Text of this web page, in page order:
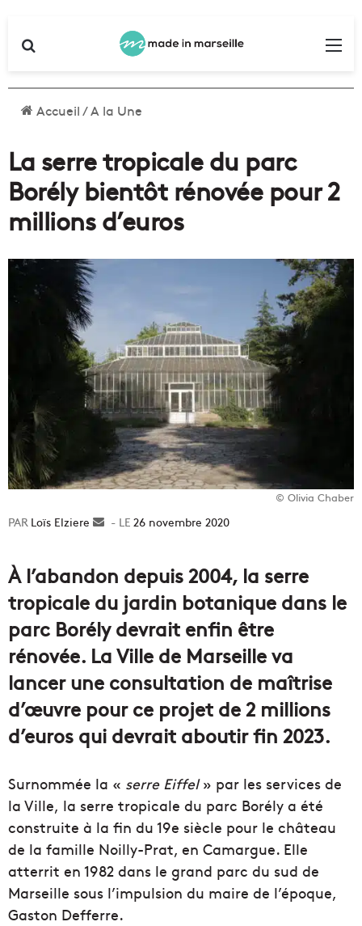
Accueil/A la Une
La serre tropicale du parc
Borély bientôt rénovée pour 2
millions d’euros
© Olivia Chaber
Loïs Elziere
Envoyer26 novembre 2020
À l’abandon depuis 2004, la serre
tropicale du jardin botanique dans le
parc Borély devrait enfin être
rénovée. La Ville de Marseille va
lancer une consultation de maîtrise
d’œuvre pour ce projet de 2 millions
d’euros qui devrait aboutir fin 2023.
Surnommée la « serre Eiffel» par les services de
la Ville, la serre tropicale du parc Borély a été
construite à la fin du 19e siècle pour le château
de la famille Noilly-Prat, en Camargue. Elle
atterrit en 1982 dans le grand parc du sud de
Marseille sous l’impulsion du maire de l’époque,
Gaston Defferre.